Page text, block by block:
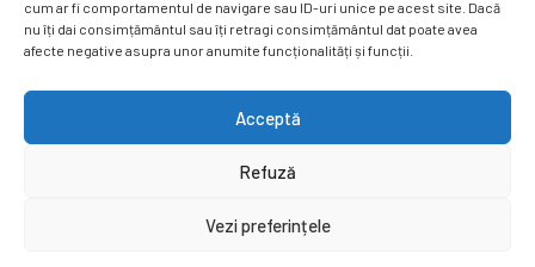
cum ar fi comportamentul de navigare sau ID-uri unice pe acest site. Dacă
nu îți dai consimțământul sau îți retragi consimțământul dat poate avea
afecte negative asupra unor anumite funcționalități și funcții.
Acceptă
Refuză
Vezi preferințele